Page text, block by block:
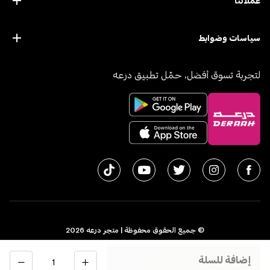
الكمية إضافة للسلة
سياسات وضوابط
لتجربة تسوق أفضل، حمّل تطبيق درعه
© جميع الحقوق محفوظة | متجر درعه 2026